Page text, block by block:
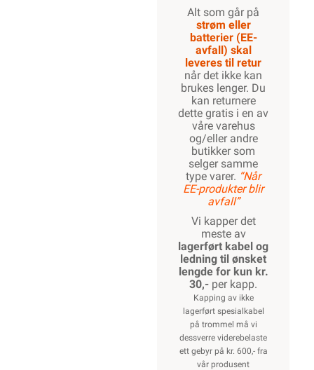
Alt som går på
strøm eller
batterier (EE-
avfall) skal
leveres til retur
når det ikke kan
brukes lenger. Du
kan returnere
dette gratis i en av
våre varehus
og/eller andre
butikker som
selger samme
type varer. “Når
EE-produkter blir
avfall”
Vi kapper det
meste av
lagerført kabel og
ledning til ønsket
lengde for kun kr.
30,- per kapp.
Kapping av ikke
lagerført spesialkabel
på trommel må vi
dessverre viderebelaste
ett gebyr på kr. 600,- fra
vår produsent